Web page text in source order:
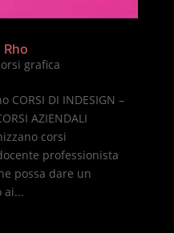
grafica
DI INDESIGN –
AZIENDALI
corsi
professionista
possa dare un
ai...